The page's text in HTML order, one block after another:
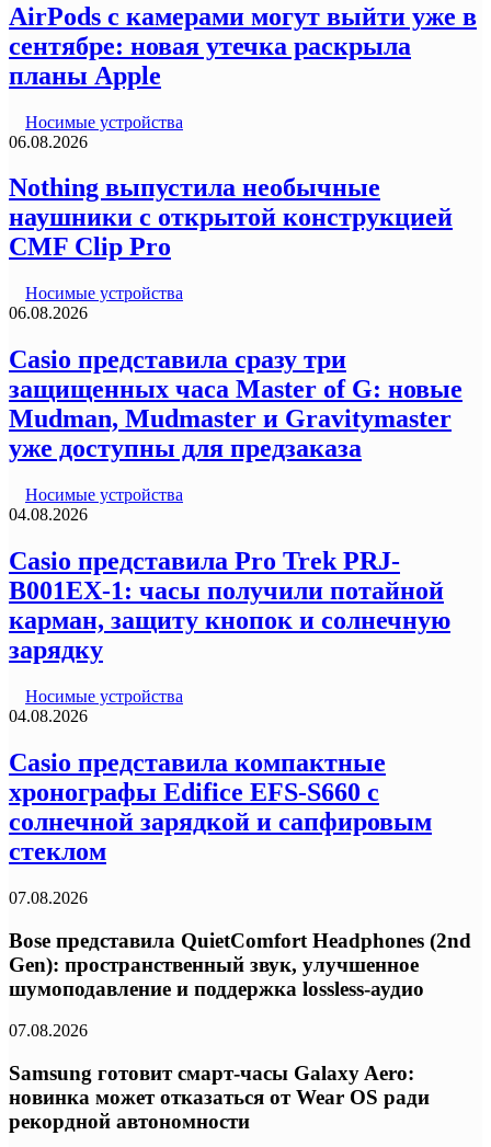
AirPods с камерами могут выйти уже в
сентябре: новая утечка раскрыла
планы Apple
Носимые устройства
06.08.2026
Nothing выпустила необычные
наушники с открытой конструкцией
CMF Clip Pro
Носимые устройства
06.08.2026
Casio представила сразу три
защищенных часа Master of G: новые
Mudman, Mudmaster и Gravitymaster
уже доступны для предзаказа
Носимые устройства
04.08.2026
Casio представила Pro Trek PRJ-
B001EX-1: часы получили потайной
карман, защиту кнопок и солнечную
зарядку
Носимые устройства
04.08.2026
Casio представила компактные
хронографы Edifice EFS-S660 с
солнечной зарядкой и сапфировым
стеклом
07.08.2026
Bose представила QuietComfort Headphones (2nd
Gen): пространственный звук, улучшенное
шумоподавление и поддержка lossless-аудио
07.08.2026
Samsung готовит смарт-часы Galaxy Aero:
новинка может отказаться от Wear OS ради
рекордной автономности